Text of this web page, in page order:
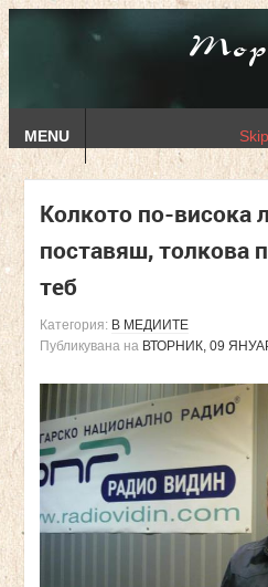
MENU
Колкото по-висока
поставяш, толкова
теб
Категория: В МЕДИИТЕ
Публикувана на ВТОРНИК, 09